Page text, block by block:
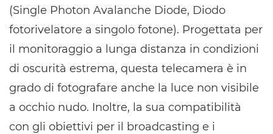
(Single Photon Avalanche Diode, Diodo
fotorivelatore a singolo fotone). Progettata per
il monitoraggio a lunga distanza in condizioni
di oscurità estrema, questa telecamera è in
grado di fotografare anche la luce non visibile
a occhio nudo. Inoltre, la sua compatibilità
con gli obiettivi per il broadcasting e i